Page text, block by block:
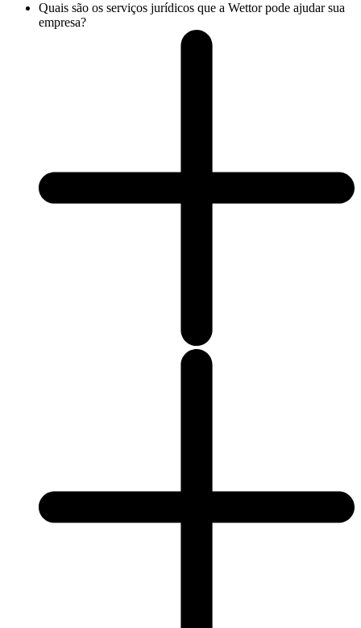
Quais são os serviços jurídicos que a Wettor pode ajudar sua
empresa?